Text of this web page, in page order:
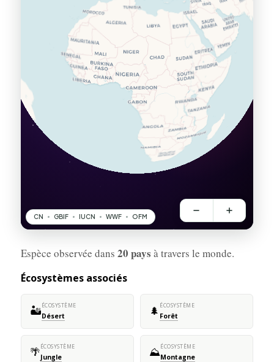
Espèce observée dans 20 pays à travers le monde.
Écosystèmes associés
🏜️ÉCOSYSTÈME
Désert 🌲 ÉCOSYSTÈME
Forêt
🌴ÉCOSYSTÈME
Jungle ⛰️ÉCOSYSTÈME
Montagne